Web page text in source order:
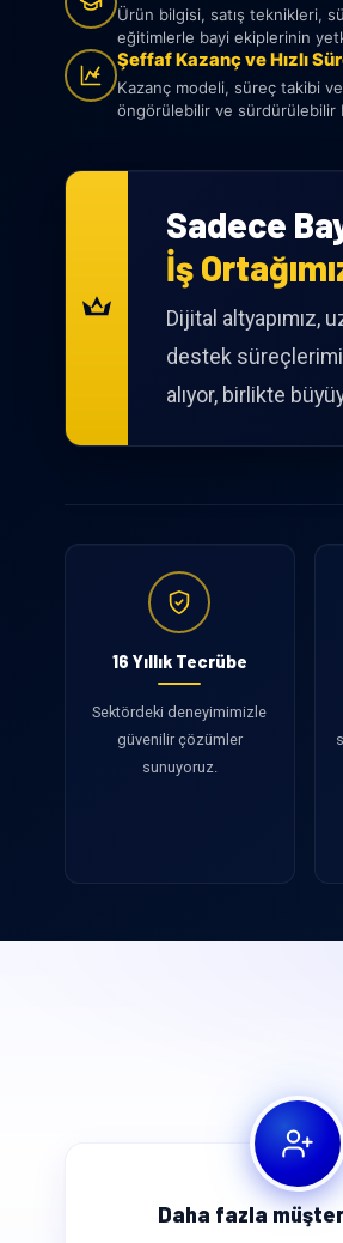
Ürün bilgisi, satış teknikleri,
eğitimlerle bayi ekiplerinin
Şeffaf Kazanç ve Hızlı
Kazanç modeli, süreç takibi
öngörülebilir ve sürdürülebilir
Sadece
İş
Dijital altyapımız,
destek
alıyor, birlikte
16 Yıllık Tecrübe
Sektördeki deneyimimizle
güvenilir çözümler
sunuyoruz.
Daha fazla